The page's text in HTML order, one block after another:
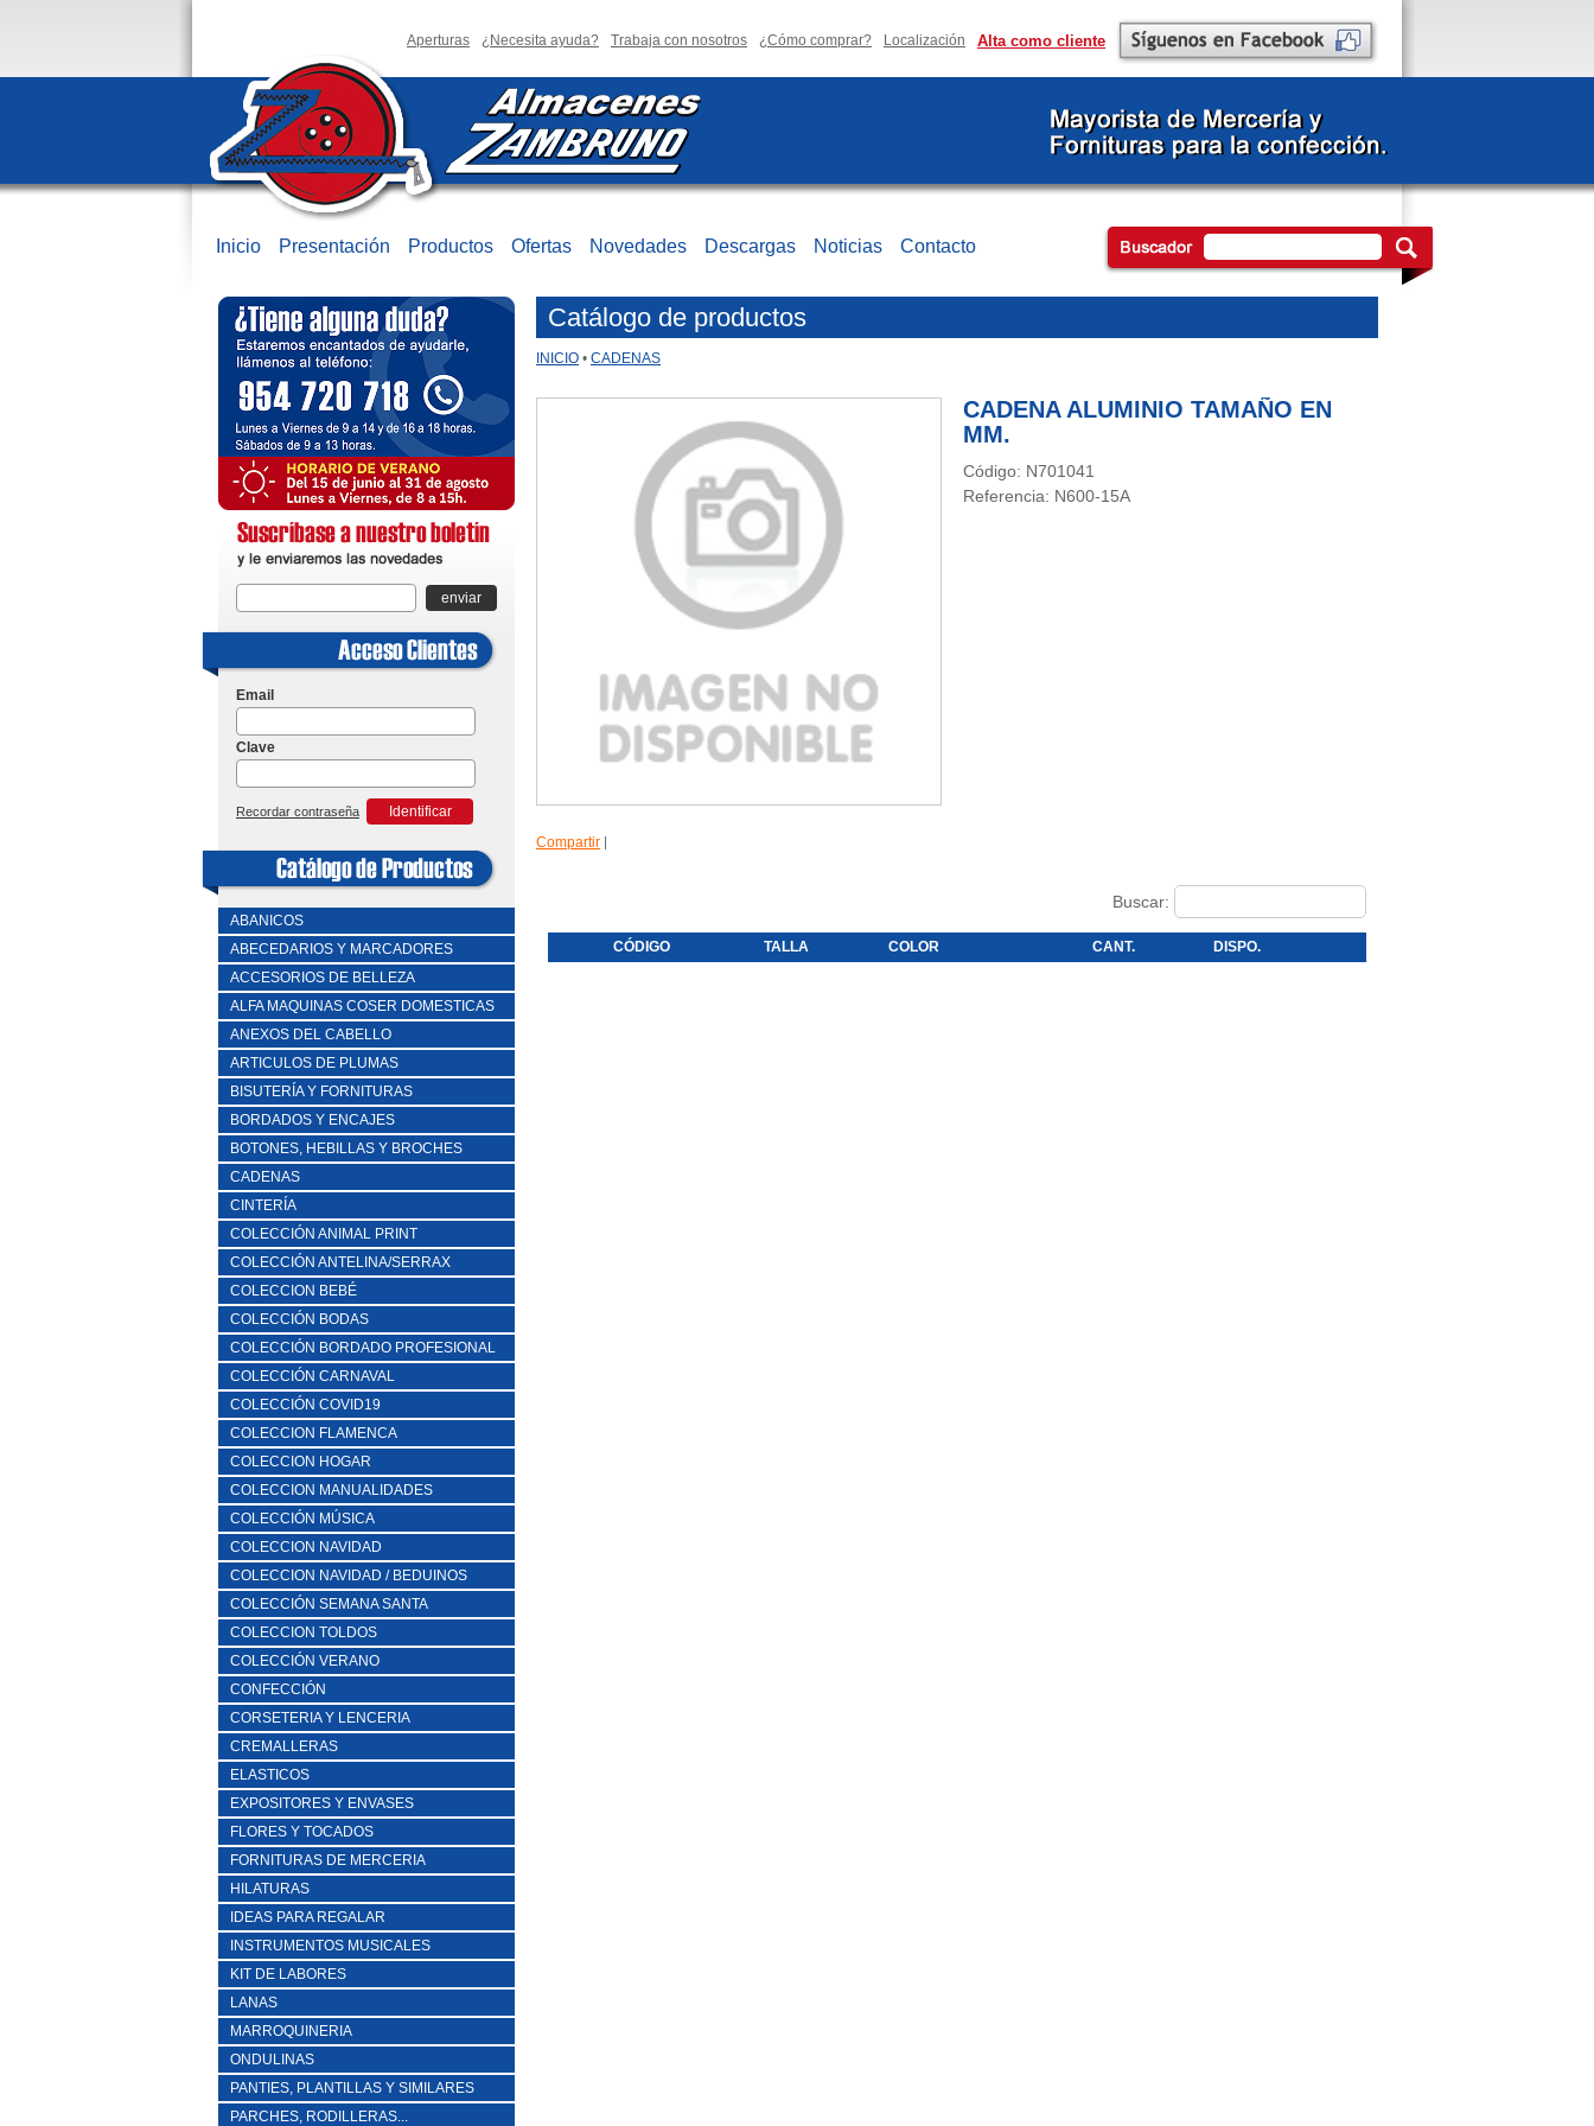
Alta como cliente
Localización
¿Cómo comprar?
Trabaja con nosotros
¿Necesita ayuda?
Aperturas
Inicio Presentación Productos Ofertas Novedades Descargas Noticias Contacto
enviar
Email
Clave
Recordar contraseña Identificar
ABANICOS
ABECEDARIOS Y MARCADORES
ACCESORIOS DE BELLEZA
ALFA MAQUINAS COSER DOMESTICAS
ANEXOS DEL CABELLO
ARTICULOS DE PLUMAS
BISUTERÍA Y FORNITURAS
BORDADOS Y ENCAJES
BOTONES, HEBILLAS Y BROCHES
CADENAS
CINTERÍA
COLECCIÓN ANIMAL PRINT
COLECCIÓN ANTELINA/SERRAX
COLECCION BEBÉ
COLECCIÓN BODAS
COLECCIÓN BORDADO PROFESIONAL
COLECCIÓN CARNAVAL
COLECCIÓN COVID19
COLECCION FLAMENCA
COLECCION HOGAR
COLECCION MANUALIDADES
COLECCIÓN MÚSICA
COLECCION NAVIDAD
COLECCION NAVIDAD / BEDUINOS
COLECCIÓN SEMANA SANTA
COLECCION TOLDOS
COLECCIÓN VERANO
CONFECCIÓN
CORSETERIA Y LENCERIA
CREMALLERAS
ELASTICOS
EXPOSITORES Y ENVASES
FLORES Y TOCADOS
FORNITURAS DE MERCERIA
HILATURAS
IDEAS PARA REGALAR
INSTRUMENTOS MUSICALES
KIT DE LABORES
LANAS
MARROQUINERIA
ONDULINAS
PANTIES, PLANTILLAS Y SIMILARES
PARCHES, RODILLERAS...
Catálogo de productos
INICIO • CADENAS
Compartir
CADENA ALUMINIO TAMAÑO EN
MM.
Código: N701041
Referencia: N600-15A
Buscar:
CÓDIGO TALLA COLOR CANT. DISPO.